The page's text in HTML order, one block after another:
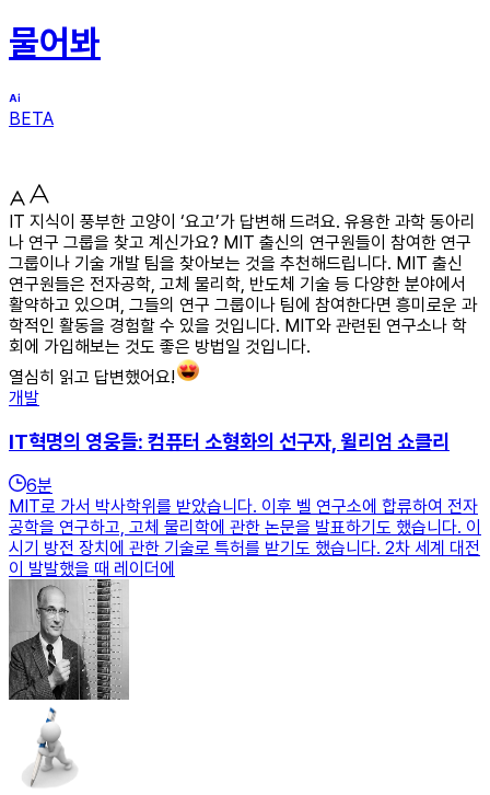
물어봐
BETA
IT 지식이 풍부한 고양이 ‘요고’가 답변해 드려요. 유용한 과학 동아리
나 연구 그룹을 찾고 계신가요? MIT 출신의 연구원들이 참여한 연구
그룹이나 기술 개발 팀을 찾아보는 것을 추천해드립니다. MIT 출신
연구원들은 전자공학, 고체 물리학, 반도체 기술 등 다양한 분야에서
활약하고 있으며, 그들의 연구 그룹이나 팀에 참여한다면 흥미로운 과
학적인 활동을 경험할 수 있을 것입니다. MIT와 관련된 연구소나 학
회에 가입해보는 것도 좋은 방법일 것입니다.
열심히 읽고 답변했어요!
개발
IT혁명의 영웅들: 컴퓨터 소형화의 선구자, 윌리엄 쇼클리
6분
MIT로 가서 박사학위를 받았습니다. 이후 벨 연구소에 합류하여 전자
공학을 연구하고, 고체 물리학에 관한 논문을 발표하기도 했습니다. 이
시기 방전 장치에 관한 기술로 특허를 받기도 했습니다. 2차 세계 대전
이 발발했을 때 레이더에